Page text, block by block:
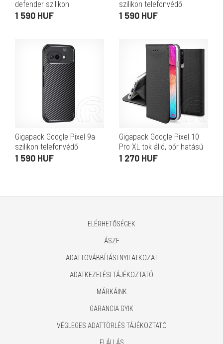
defender szilikon
telefonvédő (ütésállóság,
1 590 HUF
szilikon telefonvédő
(ütésállóság, átlátszó
1 590 HUF
Gigapack Google Pixel 9a
szilikon telefonvédő
(ütésállóság, légpárnás
1 590 HUF
Gigapack Google Pixel 10
Pro XL tok álló, bőr hatású
(flip, oldalra nyíló, asztali
1 270 HUF
ELÉRHETŐSÉGEK
ÁSZF
ADATTOVÁBBÍTÁSI NYILATKOZAT
ADATKEZELÉSI TÁJÉKOZTATÓ
MÁRKÁINK
GARANCIA GYIK
VÉGLEGES ADATTÖRLÉS TÁJÉKOZTATÓ